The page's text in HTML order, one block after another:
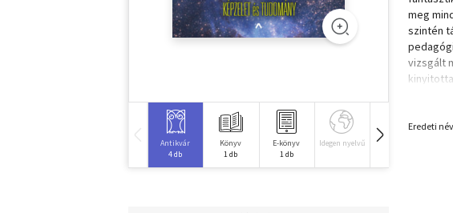
Antikvár
4 db
Könyv
1 db
E-könyv
1 db
Idegen nyelvű Hangoskönyv
meg
szintén
vizsgált
kinyitotta.
A
harca
Eredeti